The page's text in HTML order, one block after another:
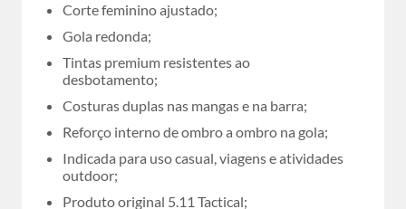
Corte feminino ajustado;
Gola redonda;
Tintas premium resistentes ao
desbotamento;
Costuras duplas nas mangas e na barra;
Reforço interno de ombro a ombro na gola;
Indicada para uso casual, viagens e atividades
outdoor;
Produto original 5.11 Tactical;